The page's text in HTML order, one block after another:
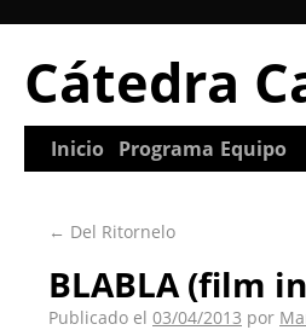
Cátedra
Inicio Programa Equipo
← Del Ritornelo
BLABLA (film
Publicado el 03/04/2013 por